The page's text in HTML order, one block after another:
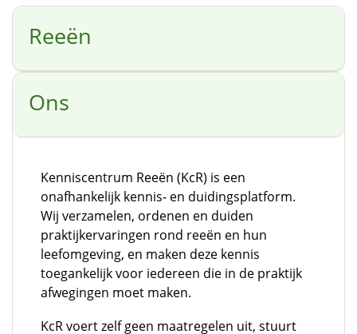
Reeën
Ons
Kenniscentrum Reeën (KcR) is een
onafhankelijk kennis‑ en duidingsplatform.
Wij verzamelen, ordenen en duiden
praktijkervaringen rond reeën en hun
leefomgeving, en maken deze kennis
toegankelijk voor iedereen die in de praktijk
afwegingen moet maken.
KcR voert zelf geen maatregelen uit, stuurt